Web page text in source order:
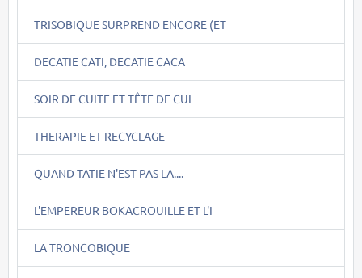
TRISOBIQUE SURPREND ENCORE (ET
DECATIE CATI, DECATIE CACA
SOIR DE CUITE ET TÊTE DE CUL
THERAPIE ET RECYCLAGE
QUAND TATIE N'EST PAS LA....
L'EMPEREUR BOKACROUILLE ET L'I
LA TRONCOBIQUE